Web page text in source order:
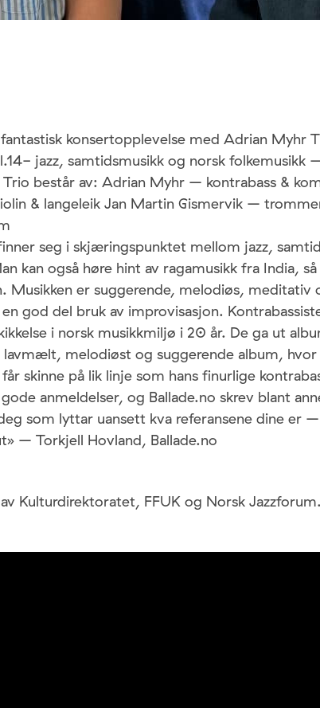
konsertopplevelse med Adrian Myhr
jazz, samtidsmusikk og norsk folkemusikk
består av: Adrian Myhr – kontrabass &
& langeleik Jan Martin Gismervik –
seg i skjæringspunktet mellom jazz,
kan også høre hint av ragamusikk fra India,
Musikken er suggerende, melodiøs, meditativ
god del bruk av improvisasjon.
i norsk musikkmiljø i 20 år. De ga ut
melodiøst og suggerende album, hvor
skinne på lik linje som hans finurlige
anmeldelser, og Ballade.no skrev blant
som lyttar uansett kva referansene dine er
– Torkjell Hovland, Ballade.no
Kulturdirektoratet, FFUK og Norsk